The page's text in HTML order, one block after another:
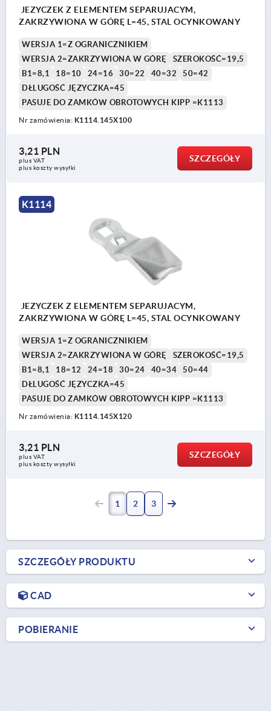
JEZYCZEK Z ELEMENTEM SEPARUJACYM,
ZAKRZYWIONA W GÓRĘ L=45, STAL OCYNKOWANY
WERSJA 1=Z OGRANICZNIKIEM
WERSJA 2=ZAKRZYWIONA W GÓRĘ
SZEROKOŚĆ=19,5
B1=8,1
18=10 24=16 30=22 40=32
50=42
DŁLUGOŚĆ JĘZYCZKA=45
PASUJE DO ZAMKÓW OBROTOWYCH KIPP =K1113
Nr zamówienia: K1114.145X100
3,21 PLN
plus VAT
plus koszty wysyłki
SZCZEGÓŁY
K1114
JEZYCZEK Z ELEMENTEM SEPARUJACYM,
ZAKRZYWIONA W GÓRĘ L=45, STAL OCYNKOWANY
WERSJA 1=Z OGRANICZNIKIEM
WERSJA 2=ZAKRZYWIONA W GÓRĘ
SZEROKOŚĆ=19,5
B1=8,1
18=12 24=18 30=24 40=34
50=44
DŁLUGOŚĆ JĘZYCZKA=45
PASUJE DO ZAMKÓW OBROTOWYCH KIPP =K1113
Nr zamówienia: K1114.145X120
3,21 PLN
plus VAT
plus koszty wysyłki
SZCZEGÓŁY
1 2 3
SZCZEGÓŁY PRODUKTU
CAD
POBIERANIE